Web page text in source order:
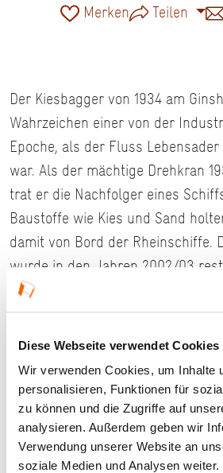
Diese Webseite verwendet Cookies
Wir verwenden Cookies, um Inhalte
personalisieren, Funktionen für
zu können und die Zugriffe auf
analysieren. Außerdem geben wir
Verwendung unserer Website an
soziale Medien und Analysen
Merken Teilen
Der Kiesbagger von 1934 am
Wahrzeichen einer von der
Epoche, als der Fluss
war. Als der mächtige Drehkran
trat er die Nachfolger eines
Baustoffe wie Kies und Sand
damit von Bord der Rheinschiffe.
wurde in den Jahren 2002/03
#Lokaler Routenführer
#Lokaler Routenführer Mainspitz
Stand: 2020
Ort und Anfahrt